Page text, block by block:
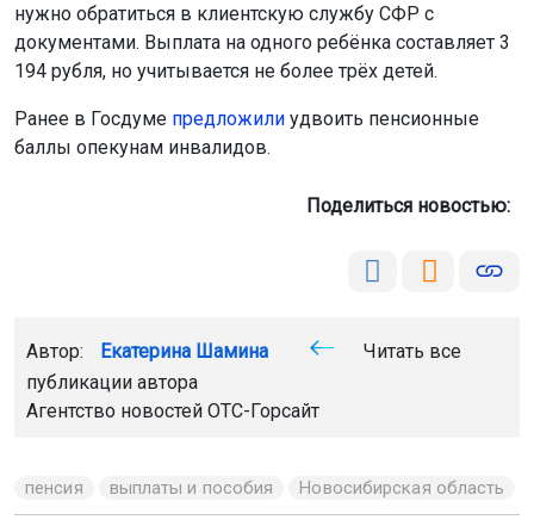
нужно обратиться в клиентскую службу СФР с
документами. Выплата на одного ребёнка составляет 3
194 рубля, но учитывается не более трёх детей.
Ранее в Госдуме предложили удвоить пенсионные
баллы опекунам инвалидов.
Поделиться новостью:
Автор: Екатерина Шамина
Читать все
публикации автора
Агентство новостей ОТС-Горсайт
пенсия выплаты и пособия Новосибирская область